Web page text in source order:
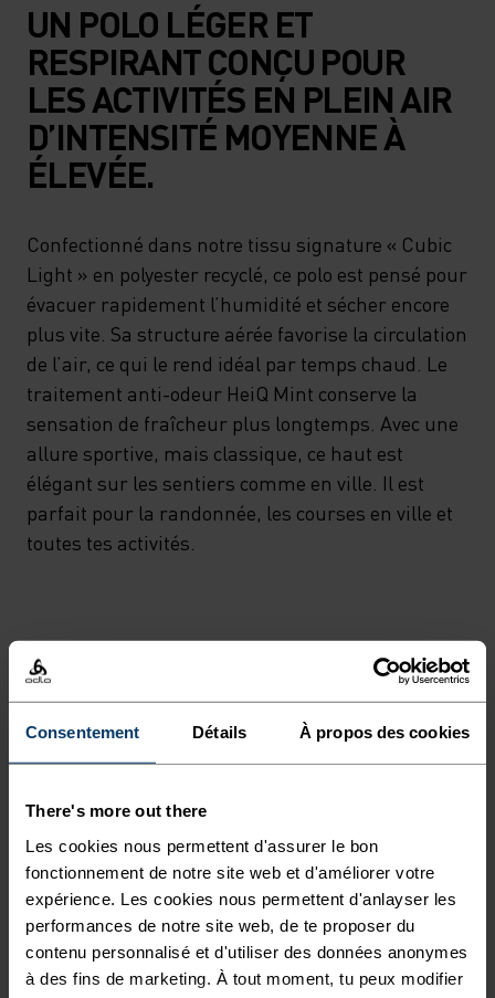
Consentement Détails À propos des cookies
There's more out there
Les cookies nous permettent d'assurer le bon
fonctionnement de notre site web et d'améliorer votre
expérience. Les cookies nous permettent d'anlayser les
performances de notre site web, de te proposer du
contenu personnalisé et d'utiliser des données anonymes
à des fins de marketing. À tout moment, tu peux modifier
UN POLO LÉGER ET
RESPIRANT CONÇU POUR
LES ACTIVITÉS EN PLEIN AIR
D’INTENSITÉ MOYENNE À
ÉLEVÉE.
Confectionné dans notre tissu signature « Cubic
Light » en polyester recyclé, ce polo est pensé pour
évacuer rapidement l’humidité et sécher encore
plus vite. Sa structure aérée favorise la circulation
de l’air, ce qui le rend idéal par temps chaud. Le
traitement anti-odeur HeiQ Mint conserve la
sensation de fraîcheur plus longtemps. Avec une
allure sportive, mais classique, ce haut est
élégant sur les sentiers comme en ville. Il est
parfait pour la randonnée, les courses en ville et
toutes tes activités.
EN PARFAITE HARMONIE
Des vêtements confortables et polyvalents qui
t'accompagneront sur tous les sentiers.
NIVEAU D'ACTIVITÉ
BAS MODÉRÉ